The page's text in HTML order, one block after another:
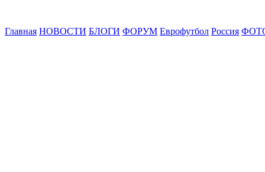
Главная НОВОСТИ БЛОГИ ФОРУМ Еврофутбол Россия